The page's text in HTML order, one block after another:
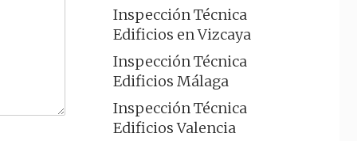
Inspección Técnica
Edificios en Vizcaya
Inspección Técnica
Edificios Málaga
Inspección Técnica
Edificios Valencia